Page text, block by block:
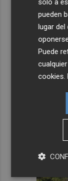
solo a
pueden
lugar
Puede
cookies.